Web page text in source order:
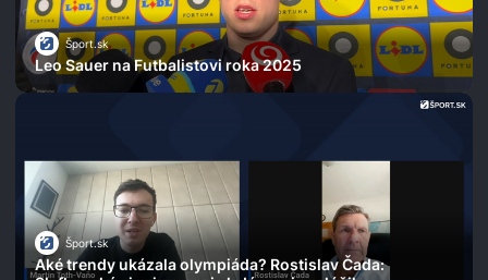
Šport.sk
Leo Sauer na Futbalistovi roka 2025
Šport.sk
Aké trendy ukázala olympiáda? Rostislav Čada: